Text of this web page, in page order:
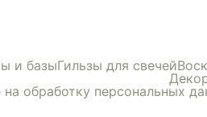
и базыГильзы для свечейВоск
на обработку персональных